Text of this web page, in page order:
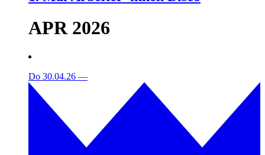
APR 2026
Do 30.04.26 —